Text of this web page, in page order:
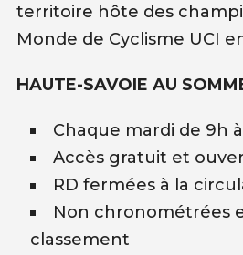
territoire hôte des
Monde de Cyclisme UCI
HAUTE-SAVOIE AU
Chaque mardi de 9h à
Accès gratuit et
RD fermées à la
Non chronométrées
classement